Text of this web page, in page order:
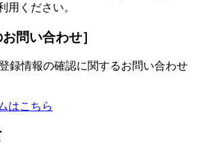
用ください。
問い合わせ］
録情報の確認に関するお問い合わせ
はこちら